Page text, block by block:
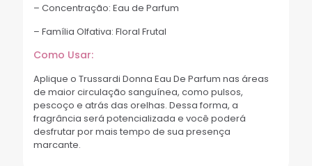
– Concentração: Eau de Parfum
– Família Olfativa: Floral Frutal
Como Usar:
Aplique o Trussardi Donna Eau De Parfum nas áreas
de maior circulação sanguínea, como pulsos,
pescoço e atrás das orelhas. Dessa forma, a
fragrância será potencializada e você poderá
desfrutar por mais tempo de sua presença
marcante.